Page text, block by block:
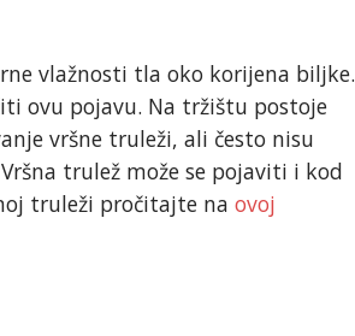
vlažnosti tla oko korijena biljke.
ovu pojavu. Na tržištu postoje
vršne truleži, ali često nisu
trulež može se pojaviti i kod
truleži pročitajte na ovoj